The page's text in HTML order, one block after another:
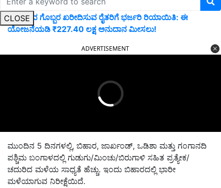
CLOSE
ಸಾವಯವ ಗೊಬ್ಬರ ಖರೀದಿಸುವ ರೈತರಿಗೆ ಭರ್ಜರಿ ರಿಯಾಯಿತಿ: ಈ
ಯೋಜನೆಯಡಿ ₹227.40 ಲಕ್ಷ ಅನುದಾನ ಮೀಸಲು!
ADVERTISEMENT
ಮುಂದಿನ 5 ದಿನಗಳಲ್ಲಿ, ಬಿಹಾರ, ಜಾರ್ಖಂಡ್, ಒಡಿಶಾ ಮತ್ತು ಗಂಗಾನದಿ
ಪಶ್ಚಿಮ ಬಂಗಾಳದಲ್ಲಿ ಗುಡುಗು/ಮಿಂಚು/ಬಿರುಗಾಳಿ ಸಹಿತ ಪ್ರತ್ಯೇಕ/
ಚದುರಿದ ಮಳೆಯ ಸಾಧ್ಯತೆ ಹೆಚ್ಚು. ಇಂದು ಬಿಹಾರದಲ್ಲಿ ಭಾರೀ
ಮಳೆಯಾಗುವ ನಿರೀಕ್ಷೆಯಿದೆ.